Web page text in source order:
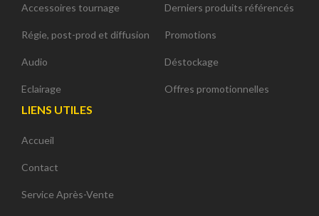
Accessoires tournage
Régie, post-prod et diffusion
Audio
Eclairage
Derniers produits référencés
Promotions
Déstockage
Offres promotionnelles
LIENS UTILES
Accueil
Contact
Service Après-Vente